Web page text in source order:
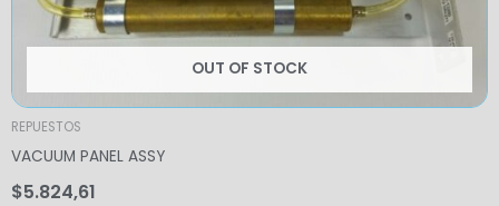
OUT OF STOCK
REPUESTOS
VACUUM PANEL ASSY
$5.824,61